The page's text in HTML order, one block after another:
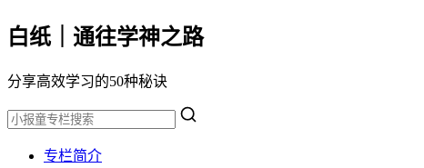
白纸｜通往学神之路
分享高效学习的50种秘诀
专栏简介